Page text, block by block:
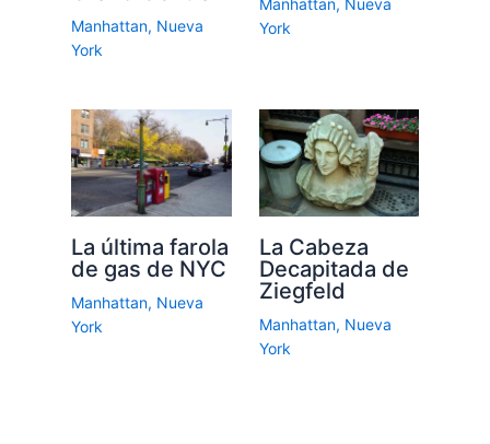
Manhattan, Nueva
York
Manhattan, Nueva
York
La última farola
de gas de NYC
Manhattan, Nueva
York
La Cabeza
Decapitada de
Ziegfeld
Manhattan, Nueva
York